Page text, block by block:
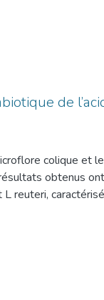
de
colique et
obtenus
L reuteri,